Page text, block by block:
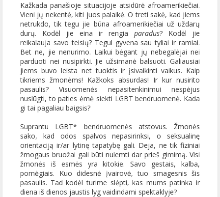
Kažkada panašioje situacijoje atsidūrė afroamerikiečiai.
Vieni jų nekentė, kiti juos palaikė. O treti sakė, kad jiems
netrukdo, tik tegu jie būna afroamerikiečiai už uždarų
durų. Kodėl jie eina ir rengia paradus? Kodėl jie
reikalauja savo teisių? Tegul gyvena sau tyliai ir ramiai.
Bet ne, jie nenurimo. Laikui bėgant jų nebegalėjai nei
parduoti nei nusipirkti. Jie užsimanė balsuoti. Galiausiai
jiems buvo leista net tuoktis ir įsivaikinti vaikus. Kaip
tikriems žmonėms! Kažkoks absurdas! Ir kur nusirito
pasaulis? Visuomenės nepasitenkinimui nespėjus
nuslūgti, to paties ėmė siekti LGBT bendruomenė. Kada
gi tai pagaliau baigsis?
Suprantu LGBT* bendruomenės atstovus. Žmonės
sako, kad odos spalvos nepasirinksi, o seksualinę
orientaciją ir/ar lytinę tapatybę gali. Deja, ne tik fiziniai
žmogaus bruožai gali būti nulemti dar prieš gimimą. Visi
žmonės iš esmės yra kitokie. Savo gestais, kalba,
pomėgiais. Kuo didesnė įvairovė, tuo smagesnis šis
pasaulis. Tad kodėl turime slėpti, kas mums patinka ir
diena iš dienos jaustis lyg vaidindami spektaklyje?